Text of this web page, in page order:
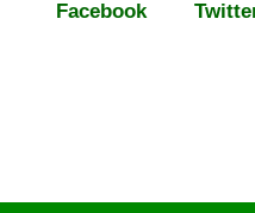
Facebook